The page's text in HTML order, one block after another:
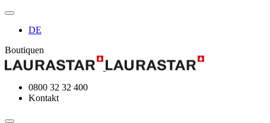
DE
Boutiquen
0800 32 32 400
Kontakt